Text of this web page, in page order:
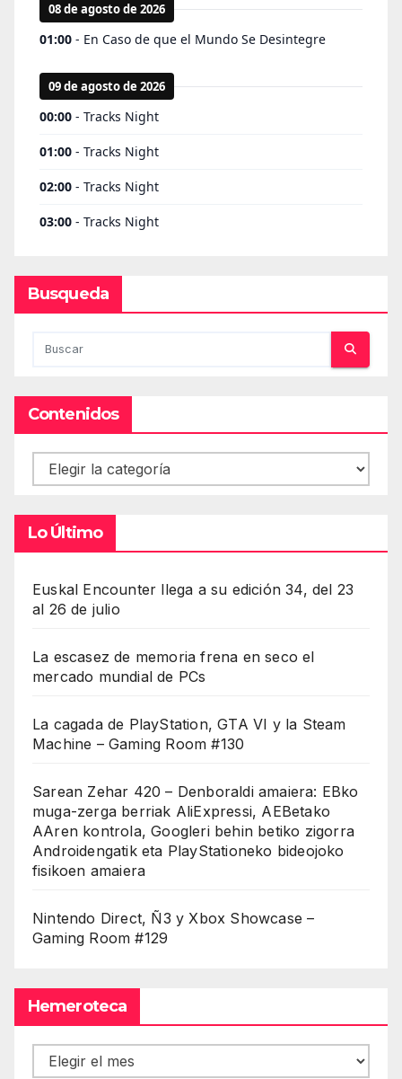
Busqueda
Contenidos
Contenidos
Lo Último
Euskal Encounter llega a su edición 34, del 23
al 26 de julio
La escasez de memoria frena en seco el
mercado mundial de PCs
La cagada de PlayStation, GTA VI y la Steam
Machine – Gaming Room #130
Sarean Zehar 420 – Denboraldi amaiera: EBko
muga-zerga berriak AliExpressi, AEBetako
AAren kontrola, Googleri behin betiko zigorra
Androidengatik eta PlayStationeko bideojoko
fisikoen amaiera
Nintendo Direct, Ñ3 y Xbox Showcase –
Gaming Room #129
Hemeroteca
Hemeroteca